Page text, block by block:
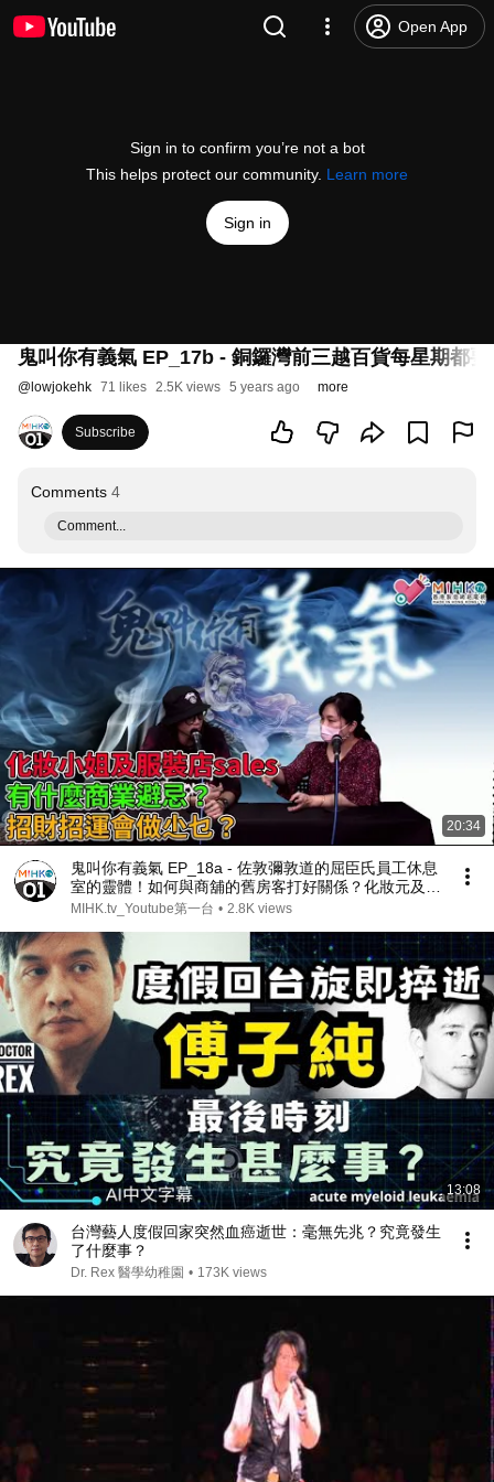
Open App
Sign in to confirm you’re not a bot
This helps protect our community. Learn more
Sign in
鬼叫你有義氣 EP_17b - 銅鑼灣前三越百貨每星期都
@ lowjokehk 71 likes 2.5K views 5 years ago more
Subscribe
Comments 4
Comment...
20:34
鬼叫你有義氣 EP_18a - 佐敦彌敦道的屈臣氏員工休息
室的靈體！如何與商舖的舊房客打好關係？化妝元及服
裝店sales有什麼商業避忌，招財招運會做尐乜？ -
MIHK.tv_Youtube第一台 • 2.8K views
13:08
台灣藝人度假回家突然血癌逝世：毫無先兆？究竟發生
了什麼事？
Dr. Rex 醫學幼稚園 • 173K views